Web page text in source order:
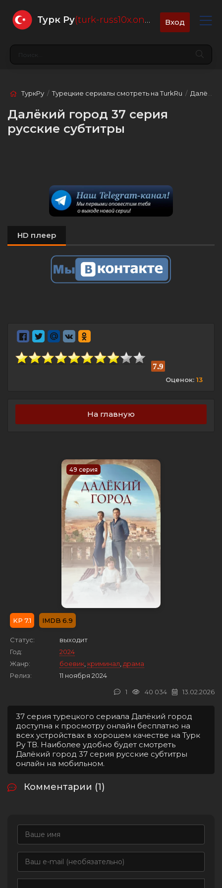
Турк Ру(turk-russ10x.online) Вход
ТуркРу /Турецкие сериалы смотреть на TurkRu / Далёкий город
Далёкий город 37 серия
русские субтитры
HD плеер
7.9
Оценок: 13
На главную
49 серия
7.1 6.9
Статус:
выходит
Год:
2024
Жанр:
боевик криминал драма
Релиз:
11 ноября 2024
13.02.2026
40 034
1
37 серия турецкого сериала Далёкий город
доступна к просмотру онлайн бесплатно на
всех устройствах в хорошем качестве на Турк
Ру ТВ. Наиболее удобно будет смотреть
Далёкий город 37 серия русские субтитры
онлайн на мобильном.
Комментарии (1)